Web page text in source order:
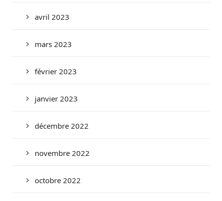
avril 2023
mars 2023
février 2023
janvier 2023
décembre 2022
novembre 2022
octobre 2022